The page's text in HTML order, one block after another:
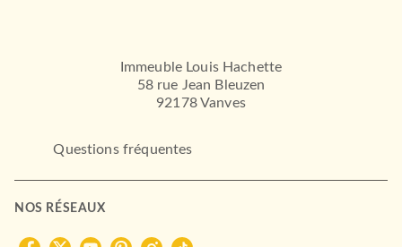
Immeuble Louis Hachette
58 rue Jean Bleuzen
92178 Vanves
Questions fréquentes
NOS RÉSEAUX